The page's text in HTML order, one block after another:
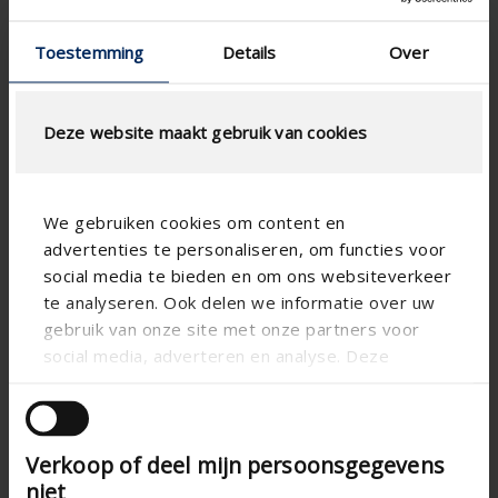
Toestemming Details Over
Deze website maakt gebruik van cookies
We gebruiken cookies om content en
advertenties te personaliseren, om functies voor
social media te bieden en om ons websiteverkeer
te analyseren. Ook delen we informatie over uw
gebruik van onze site met onze partners voor
social media, adverteren en analyse. Deze
andere informatie die u aan ze heeft verstrekt of
die ze hebben verzameld op basis van uw gebruik
van hun services.
Verkoop of deel mijn persoonsgegevens
niet
Technische spezifikationen
Physischer freier
Querschnitt (%)
37.80
technical.standaardgaastype
technical.ip_klasse
technical.lameldiepte_mm